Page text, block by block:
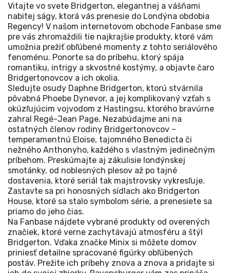
Vitajte vo svete Bridgerton, elegantnej a vášňami
nabitej ságy, ktorá vás prenesie do Londýna obdobia
Regency! V našom internetovom obchode Fanbase sme
pre vás zhromaždili tie najkrajšie produkty, ktoré vám
umožnia prežiť obľúbené momenty z tohto seriálového
fenoménu. Ponorte sa do príbehu, ktorý spája
romantiku, intrigy a skvostné kostýmy, a objavte čaro
Bridgertonovcov a ich okolia.
Sledujte osudy Daphne Bridgerton, ktorú stvárnila
pôvabná Phoebe Dynevor, a jej komplikovaný vzťah s
okúzľujúcim vojvodom z Hastingsu, ktorého bravúrne
zahral Regé-Jean Page. Nezabúdajme ani na
ostatných členov rodiny Bridgertonovcov –
temperamentnú Eloise, tajomného Benedicta či
nežného Anthonyho, každého s vlastným jedinečným
príbehom. Preskúmajte aj zákulisie londýnskej
smotánky, od noblesných plesov až po tajné
dostavenia, ktoré seriál tak majstrovsky vykresľuje.
Zastavte sa pri honosných sídlach ako Bridgerton
House, ktoré sa stalo symbolom série, a prenesiete sa
priamo do jeho čias.
Na Fanbase nájdete vybrané produkty od overených
značiek, ktoré verne zachytávajú atmosféru a štýl
Bridgerton. Vďaka značke Minix si môžete domov
priniesť detailne spracované figúrky obľúbených
postáv. Prežite ich príbehy znova a znova a pridajte si